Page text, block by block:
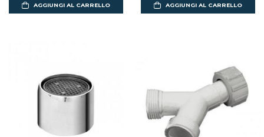
AGGIUNGI AL CARRELLO AGGIUNGI AL CARRELLO